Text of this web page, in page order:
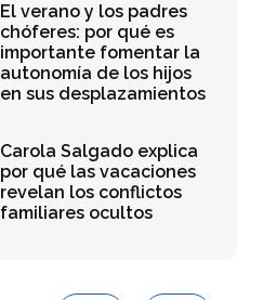
El verano y los padres
chóferes: por qué es
importante fomentar la
autonomía de los hijos
en sus desplazamientos
Carola Salgado explica
por qué las vacaciones
revelan los conflictos
familiares ocultos